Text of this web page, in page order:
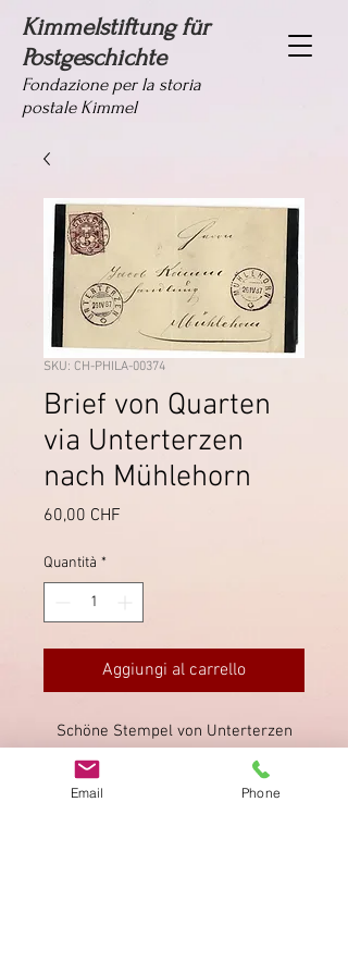
Kimmelstiftung für
Postgeschichte
Fondazione per la storia
postale Kimmel
SKU: CH-PHILA-00374
Brief von Quarten
via Unterterzen
nach Mühlehorn
60,00 CHF
Quantità *
Aggiungi al carrello
Schöne Stempel von Unterterzen
und Mühlehorn, sehr schöner
Vollstempel als Entwertung der
Email Phone